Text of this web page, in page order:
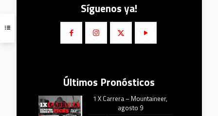
Síguenos ya!
Últimos Pronósticos
1 X Carrera – Mountaineer,
agosto 9